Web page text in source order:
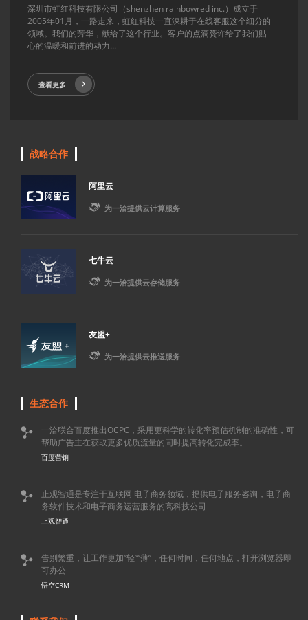
深圳市虹红科技有限公司（shenzhen rainbowred inc.）成立于
2005年01月，一路走来，虹红科技一直深耕于在线客服这个细分的
领域。我们的芳华，献给了这个行业。客户的点滴赞许给了我们贴
心的温暖和前进的动力...
查看更多
战略合作
阿里云
 为一洽提供云计算服务
七牛云
 为一洽提供云存储服务
友盟+
 为一洽提供云推送服务
生态合作

一洽联合百度推出OCPC，采用更科学的转化率预估机制的准确性，可
帮助广告主在获取更多优质流量的同时提高转化完成率。
百度营销

止观智通是专注于互联网 电子商务领域，提供电子服务咨询，电子商
务软件技术和电子商务运营服务的高科技公司
止观智通

告别繁重，让工作更加“轻”“薄”，任何时间，任何地点，打开浏览器即
可办公
悟空CRM